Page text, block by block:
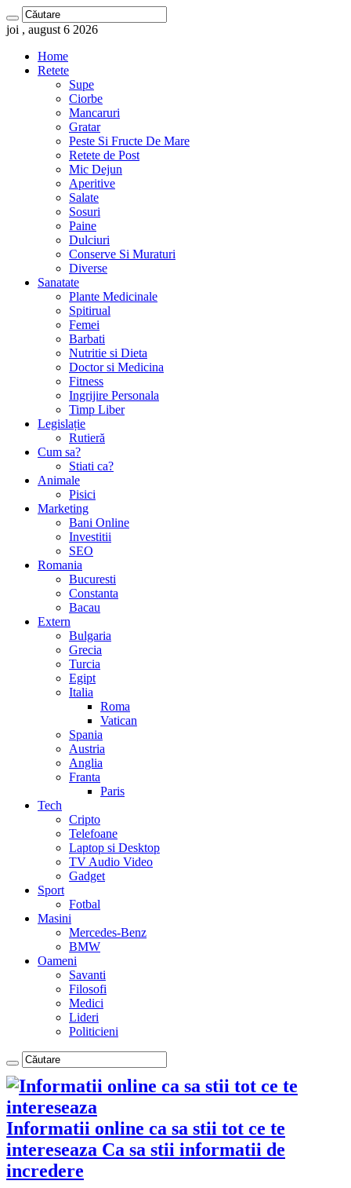
joi , august 6 2026
Home
Retete
Supe
Ciorbe
Mancaruri
Gratar
Peste Si Fructe De Mare
Retete de Post
Mic Dejun
Aperitive
Salate
Sosuri
Paine
Dulciuri
Conserve Si Muraturi
Diverse
Sanatate
Plante Medicinale
Spitirual
Femei
Barbati
Nutritie si Dieta
Doctor si Medicina
Fitness
Ingrijire Personala
Timp Liber
Legislație
Rutieră
Cum sa?
Stiati ca?
Animale
Pisici
Marketing
Bani Online
Investitii
SEO
Romania
Bucuresti
Constanta
Bacau
Extern
Bulgaria
Grecia
Turcia
Egipt
Italia
Roma
Vatican
Spania
Austria
Anglia
Franta
Paris
Tech
Cripto
Telefoane
Laptop si Desktop
TV Audio Video
Gadget
Sport
Fotbal
Masini
Mercedes-Benz
BMW
Oameni
Savanti
Filosofi
Medici
Lideri
Politicieni
Informatii online ca sa stii tot ce te
intereseaza Ca sa stii informatii de
incredere